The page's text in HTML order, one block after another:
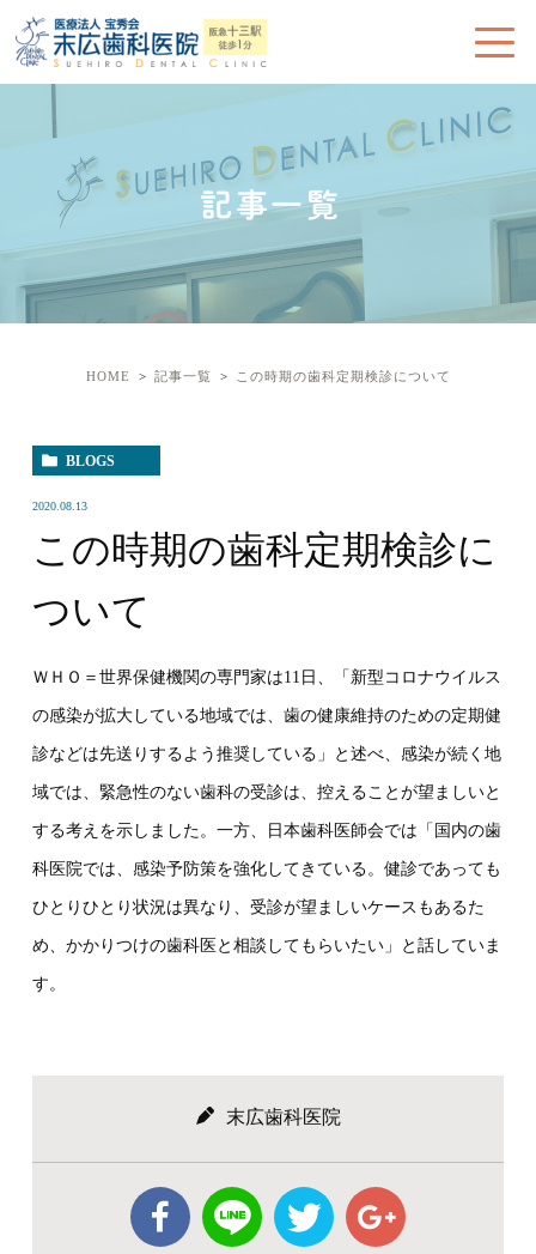
記事一覧
HOME 記事一覧 この時期の歯科定期検診について
BLOGS
2020.08.13
この時期の歯科定期検診に
ついて
ＷＨＯ＝世界保健機関の専門家は11日、「新型コロナウイルス
の感染が拡大している地域では、歯の健康維持のための定期健
診などは先送りするよう推奨している」と述べ、感染が続く地
域では、緊急性のない歯科の受診は、控えることが望ましいと
する考えを示しました。一方、日本歯科医師会では 「国内の歯
科医院では、感染予防策を強化してきている。健診であっても
ひとりひとり状況は異なり、受診が望ましいケースもあるた
め、かかりつけの歯科医と相談してもらいたい」と話していま
す。
末広歯科医院